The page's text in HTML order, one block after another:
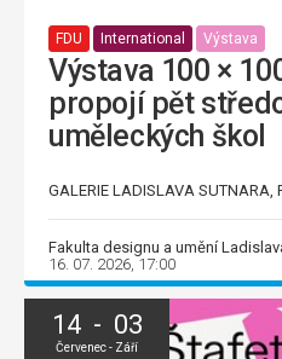
FDU International Výstava
Výstava 100 ×
propojí pět
uměleckých škol
GALERIE LADISLAVA SUTNARA,
Fakulta designu a umění
16. 07. 2026, 17:00
14 - 03
Červenec - Září